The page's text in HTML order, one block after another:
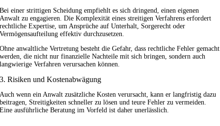
Bei einer strittigen Scheidung empfiehlt es sich dringend, einen eigenen
Anwalt zu engagieren. Die Komplexität eines streitigen Verfahrens erfordert
rechtliche Expertise, um Ansprüche auf Unterhalt, Sorgerecht oder
Vermögensaufteilung effektiv durchzusetzen.
Ohne anwaltliche Vertretung besteht die Gefahr, dass rechtliche Fehler gemacht
werden, die nicht nur finanzielle Nachteile mit sich bringen, sondern auch
langwierige Verfahren verursachen können.
3. Risiken und Kostenabwägung
Auch wenn ein Anwalt zusätzliche Kosten verursacht, kann er langfristig dazu
beitragen, Streitigkeiten schneller zu lösen und teure Fehler zu vermeiden.
Eine ausführliche Beratung im Vorfeld ist daher unerlässlich.